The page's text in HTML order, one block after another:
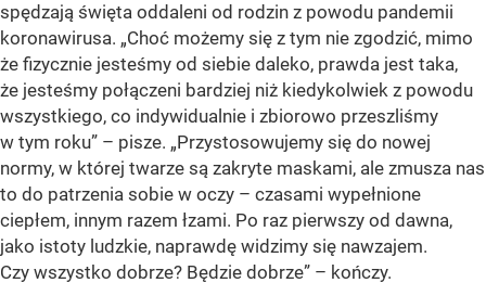
spędzają święta oddaleni od rodzin z powodu pandemii
koronawirusa. „Choć możemy się z tym nie zgodzić, mimo
że fizycznie jesteśmy od siebie daleko, prawda jest taka,
że jesteśmy połączeni bardziej niż kiedykolwiek z powodu
wszystkiego, co indywidualnie i zbiorowo przeszliśmy
w tym roku” – pisze. „Przystosowujemy się do nowej
normy, w której twarze są zakryte maskami, ale zmusza nas
to do patrzenia sobie w oczy – czasami wypełnione
ciepłem, innym razem łzami. Po raz pierwszy od dawna,
jako istoty ludzkie, naprawdę widzimy się nawzajem.
Czy wszystko dobrze? Będzie dobrze” – kończy.